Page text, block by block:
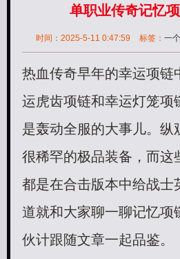
单职业传奇记忆
时间：2025-5-11 0:47:59 标签： 一
热血传奇早年的幸运项链
运虎齿项链和幸运灯笼项
是轰动全服的大事儿。
很稀罕的极品装备，而这
都是在合击版本中给战士
道就和大家聊一聊记忆项
伙计跟随文章一起品鉴。